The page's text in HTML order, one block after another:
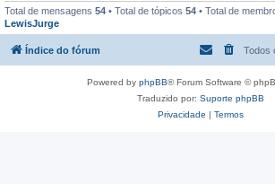
Total de mensagens 54 • Total de tópicos 54 • Total de
LewisJurge
Índice do fórum Todos
Powered by phpBB® Forum Software ©
Traduzido por: Suporte phpBB
Privacidade | Termos